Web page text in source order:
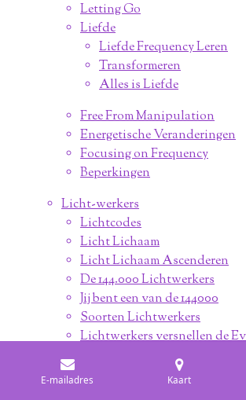
Letting Go
Liefde
Liefde Frequency Leren
Transformeren
Alles is Liefde
Free From Manipulation
Energetische Veranderingen
Focusing on Frequency
Beperkingen
Licht-werkers
Lichtcodes
Licht Lichaam
Licht Lichaam Ascenderen
De 144.000 Lichtwerkers
Jij bent een van de 144000
Soorten Lichtwerkers
Lichtwerkers versnellen de
Starseeds
E-mailadres Kaart